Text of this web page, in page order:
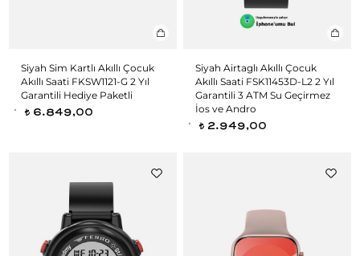
Siyah Sim Kartlı Akıllı Çocuk
Akıllı Saati FKSW1121-G 2 Yıl
Garantili Hediye Paketli
t 6.849,00
Siyah Airtaglı Akıllı Çocuk
Akıllı Saati FSK11453D-L2 2 Yıl
Garantili 3 ATM Su Geçirmez
İos ve Andro
t 2.949,00